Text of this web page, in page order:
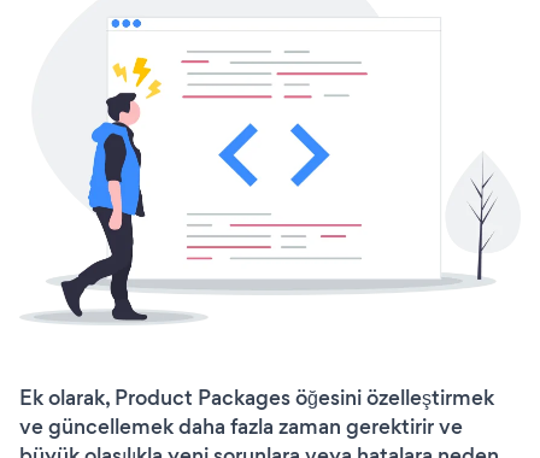
Ek olarak, Product Packages öğesini özelleştirmek
ve güncellemek daha fazla zaman gerektirir ve